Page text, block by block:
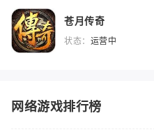
苍月传奇
状态： 运营中
网络游戏排行榜